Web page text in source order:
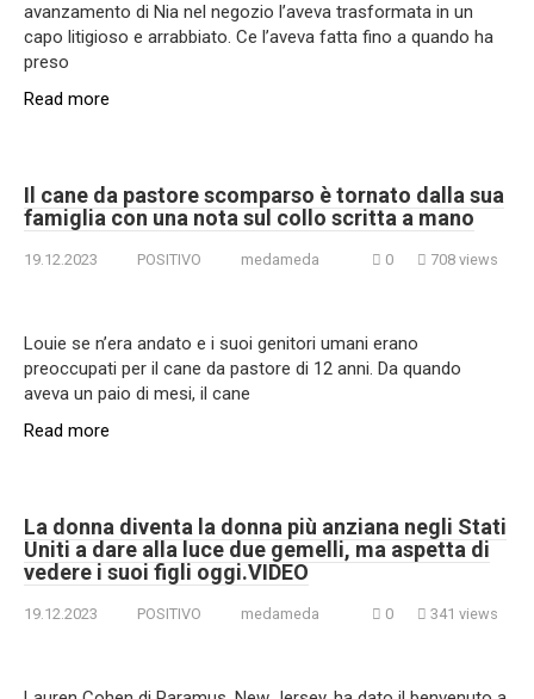
avanzamento di Nia nel negozio l’aveva trasformata in un
capo litigioso e arrabbiato. Ce l’aveva fatta fino a quando ha
preso
Read more
Il cane da pastore scomparso è tornato dalla sua
famiglia con una nota sul collo scritta a mano
19.12.2023 POSITIVO medameda 0 708 views
Louie se n’era andato e i suoi genitori umani erano
preoccupati per il cane da pastore di 12 anni. Da quando
aveva un paio di mesi, il cane
Read more
La donna diventa la donna più anziana negli Stati
Uniti a dare alla luce due gemelli, ma aspetta di
vedere i suoi figli oggi.VIDEO
19.12.2023 POSITIVO medameda 0 341 views